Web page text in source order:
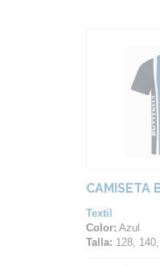
CAMISETA
Textil
Color: Azul
Talla: 128, 140,